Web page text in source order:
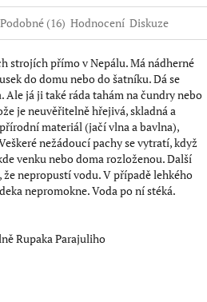
Podobné (16) Hodnocení Diskuze
strojích přímo v Nepálu. Má nádherné
do domu nebo do šatníku. Dá se
Ale já ji také ráda tahám na čundry nebo
je neuvěřitelně hřejivá, skladná a
materiál (jačí vlna a bavlna),
nežádoucí pachy se vytratí, když
venku nebo doma rozloženou. Další
nepropustí vodu. V případě lehkého
nepromokne. Voda po ní stéká.
Rupaka Parajuliho